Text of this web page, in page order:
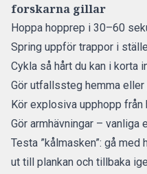
forskarna gillar
Hoppa hopprep i 30–60
Spring uppför trappor i
Cykla så hårt du kan i korta
Gör utfallssteg hemma eller
Kör explosiva upphopp från
Gör armhävningar – vanliga
Testa ”kålmasken”: gå
ut till plankan och tillbaka